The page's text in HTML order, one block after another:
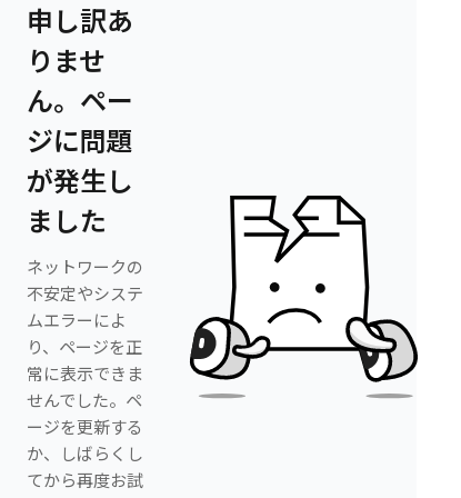
申し訳あ
りませ
ん。ペー
ジに問題
が発生し
ました
ネットワークの
不安定やシステ
ムエラーによ
り、ページを正
常に表示できま
せんでした。ペ
ージを更新する
か、しばらくし
てから再度お試